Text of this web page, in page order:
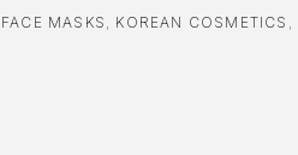
FACE MASKS , KOREAN COSMETICS ,